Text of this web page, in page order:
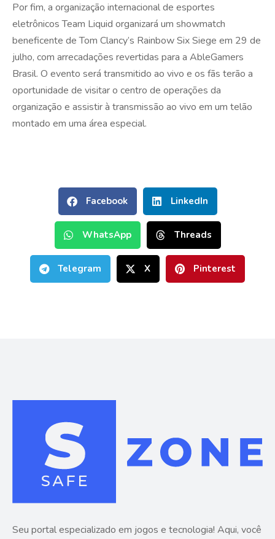
Por fim, a organização internacional de esportes
eletrônicos Team Liquid organizará um showmatch
beneficente de Tom Clancy’s Rainbow Six Siege em 29 de
julho, com arrecadações revertidas para a AbleGamers
Brasil. O evento será transmitido ao vivo e os fãs terão a
oportunidade de visitar o centro de operações da
organização e assistir à transmissão ao vivo em um telão
montado em uma área especial.
Facebook LinkedIn
WhatsApp Threads
Telegram X Pinterest
Seu portal especializado em jogos e tecnologia! Aqui, você